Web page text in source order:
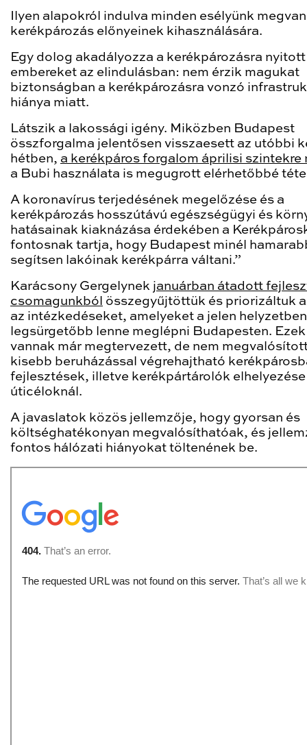
Ilyen alapokról indulva minden esélyünk
kerékpározás előnyeinek kihasználására.
Egy dolog akadályozza a kerékpározásra nyitott
embereket az elindulásban: nem érzik magukat
biztonságban a kerékpározásra vonzó
hiánya miatt.
Látszik a lakossági igény. Miközben Budapest
összforgalma jelentősen visszaesett az utóbbi
hétben, a kerékpáros forgalom áprilisi szintekre
a Bubi használata is megugrott elérhetőbbé
A koronavírus terjedésének megelőzése és a
kerékpározás hosszútávú egészségügyi és
hatásainak kiaknázása érdekében a
fontosnak tartja, hogy Budapest minél
segítsen lakóinak kerékpárra váltani.”
Karácsony Gergelynek januárban átadott
csomagunkból
összegyűjtöttük és priorizáltuk
az intézkedéseket, amelyeket a jelen helyzetben
legsürgetőbb lenne meglépni Budapesten.
vannak már megtervezett, de nem
kisebb beruházással végrehajtható
fejlesztések, illetve kerékpártárolók
úticéloknál.
A javaslatok közös jellemzője, hogy gyorsan és
költséghatékonyan megvalósíthatóak, és
fontos hálózati hiányokat töltenének be.